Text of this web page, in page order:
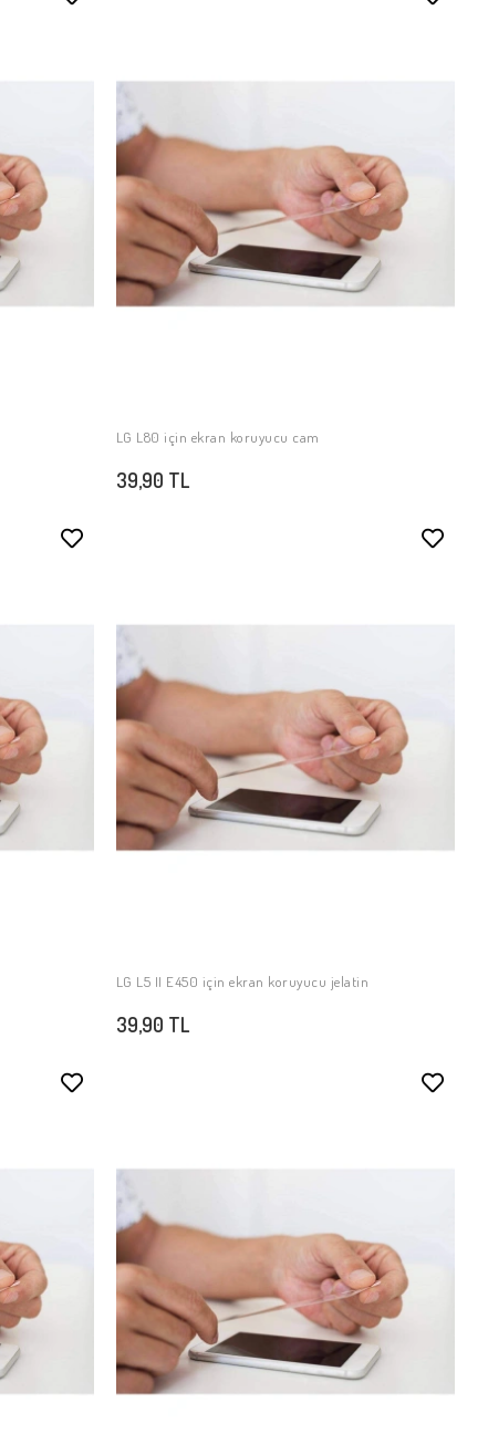
SEPETE EKLE
LG L80 için ekran koruyucu cam
39,90 TL
SEPETE EKLE
LG L5 II E450 için ekran koruyucu jelatin
39,90 TL